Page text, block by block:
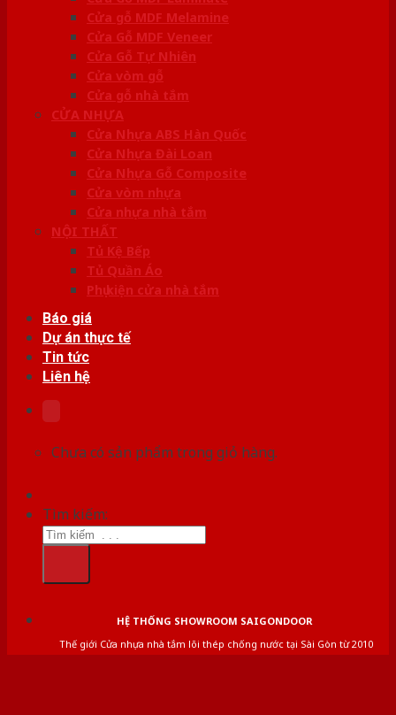
Cửa gỗ MDF Melamine
Cửa Gỗ MDF Veneer
Cửa Gỗ Tự Nhiên
Cửa vòm gỗ
Cửa gỗ nhà tắm
CỬA NHỰA
Cửa Nhựa ABS Hàn Quốc
Cửa Nhựa Đài Loan
Cửa Nhựa Gỗ Composite
Cửa vòm nhựa
Cửa nhựa nhà tắm
NỘI THẤT
Tủ Kệ Bếp
Tủ Quần Áo
Phụ kiện cửa nhà tắm
Báo giá
Dự án thực tế
Tin tức
Liên hệ
Chưa có sản phẩm trong giỏ hàng.
Tìm kiếm:
HỆ THỐNG SHOWROOM SAIGONDOOR
Thế giới Cửa nhựa nhà tắm lõi thép chống nước tại Sài Gòn từ 2010